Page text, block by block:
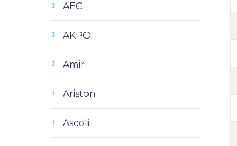
AEG
AKPO
Amir
Ariston
Ascoli